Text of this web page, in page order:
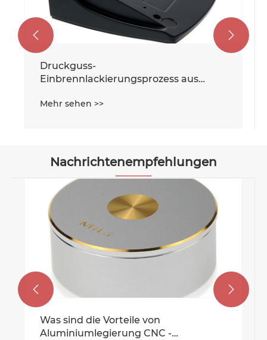
Druckgussfarbe aus
 
Nachrichtenempfehlungen
Was ist der Unterschied zwischen
Stimmungsformen und
 